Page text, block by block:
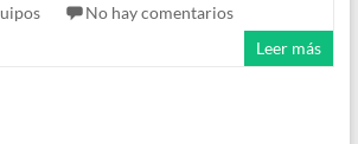
No hay comentarios
Leer más